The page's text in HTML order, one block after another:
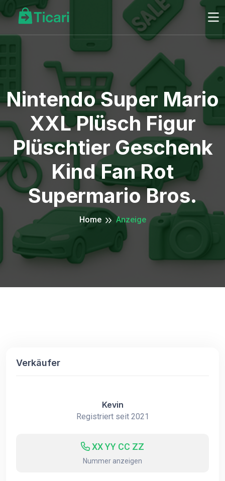
Nintendo Super Mario
XXL Plüsch Figur
Plüschtier Geschenk
Kind Fan Rot
Supermario Bros.
Home Anzeige
Verkäufer
Kevin
Registriert seit 2021
XX YY CC ZZ
Nummer anzeigen